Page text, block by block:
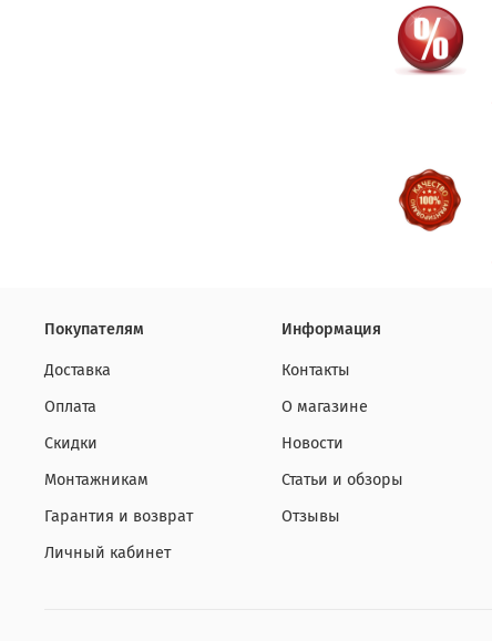
Покупателям
Доставка
Оплата
Скидки
Монтажникам
Гарантия и возврат
Личный кабинет
Информация
Контакты
О магазине
Новости
Статьи и обзоры
Отзывы